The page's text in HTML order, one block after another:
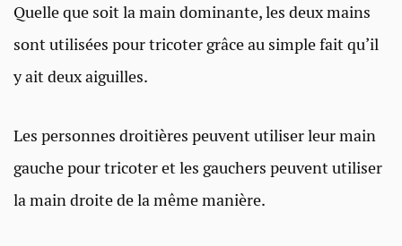
Quelle que soit la main dominante, les deux mains
sont utilisées pour tricoter grâce au simple fait qu’il
y ait deux aiguilles.
Les personnes droitières peuvent utiliser leur main
gauche pour tricoter et les gauchers peuvent utiliser
la main droite de la même manière.